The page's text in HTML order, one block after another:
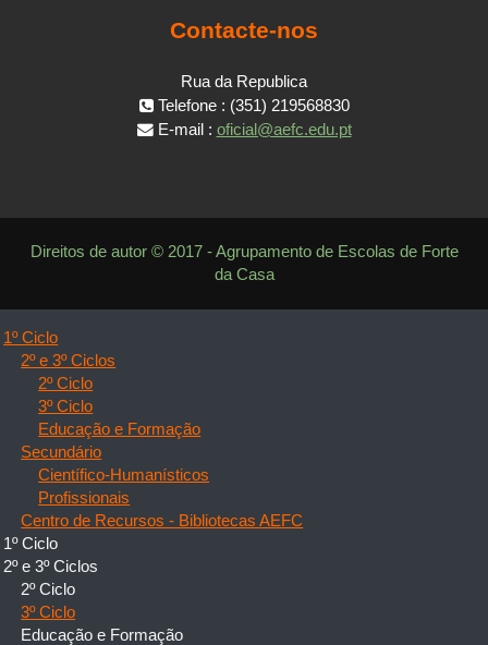
Contacte-nos
Rua da Republica
Telefone : (351) 219568830
E-mail : oficial@aefc.edu.pt
Direitos de autor © 2017 - Agrupamento de Escolas de Forte
da Casa
1º Ciclo
2º e 3º Ciclos
2º Ciclo
3º Ciclo
Educação e Formação
Secundário
Científico-Humanísticos
Profissionais
Centro de Recursos - Bibliotecas AEFC
1º Ciclo
2º e 3º Ciclos
2º Ciclo
3º Ciclo
Educação e Formação